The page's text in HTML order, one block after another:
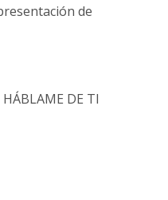
de
DE TI